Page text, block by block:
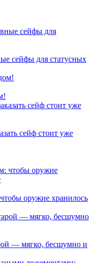
сейфы для статусных
сейф стоит уже
оружие хранилось
— мягко, бесшумно и